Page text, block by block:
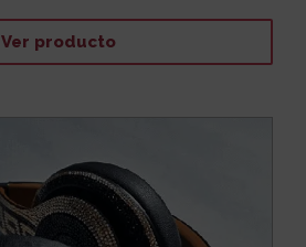
Ver producto